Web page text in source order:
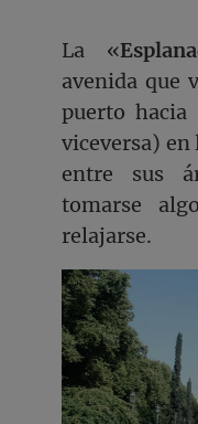
La «
avenida que
puerto hacia
viceversa) en
entre sus
tomarse
relajarse.